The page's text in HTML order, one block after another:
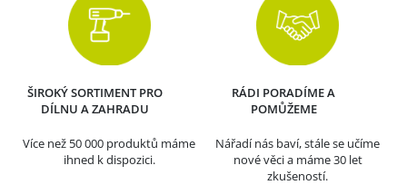
ŠIROKÝ SORTIMENT PRO
DÍLNU A ZAHRADU
Více než 50 000 produktů máme
ihned k dispozici.
RÁDI PORADÍME A
POMŮŽEME
Nářadí nás baví, stále se učíme
nové věci a máme 30 let
zkušeností.